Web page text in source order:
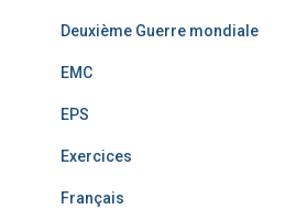
Deuxième Guerre mondiale
EMC
EPS
Exercices
Français